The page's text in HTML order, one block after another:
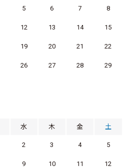
5 6 7 8
12 13 14 15
19 20 21 22
26 27 28 29
水 木 金 土
2 3 4 5
9 10 11 12